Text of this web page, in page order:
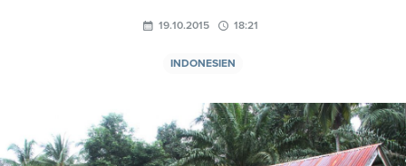
19.10.2015 18:21
INDONESIEN